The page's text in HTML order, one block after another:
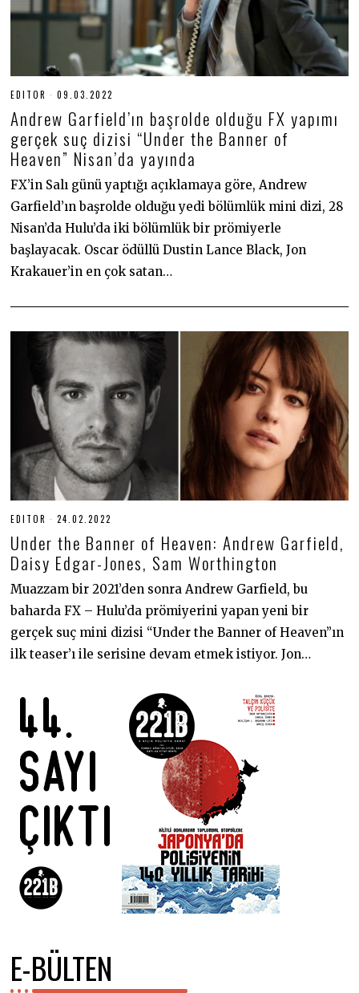
EDITOR 09.03.2022
0
3
.
2
0
2
2
Andrew Garfield’ın başrolde olduğu FX yapımı
gerçek suç dizisi “Under the Banner of
Heaven” Nisan’da yayında
FX’in Salı günü yaptığı açıklamaya göre, Andrew
Garfield’ın başrolde olduğu yedi bölümlük mini dizi, 28
Nisan’da Hulu’da iki bölümlük bir prömiyerle
başlayacak. Oscar ödüllü Dustin Lance Black, Jon
Krakauer’in en çok satan…
EDITOR 24.02.2022
.
2
2
0
2
2
Under the Banner of Heaven: Andrew Garfield,
Daisy Edgar-Jones, Sam Worthington
Muazzam bir 2021’den sonra Andrew Garfield, bu
baharda FX – Hulu’da prömiyerini yapan yeni bir
gerçek suç mini dizisi “Under the Banner of Heaven”ın
ilk teaser’ı ile serisine devam etmek istiyor. Jon…
E-BÜLTEN